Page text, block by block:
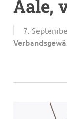
Aale,
7.